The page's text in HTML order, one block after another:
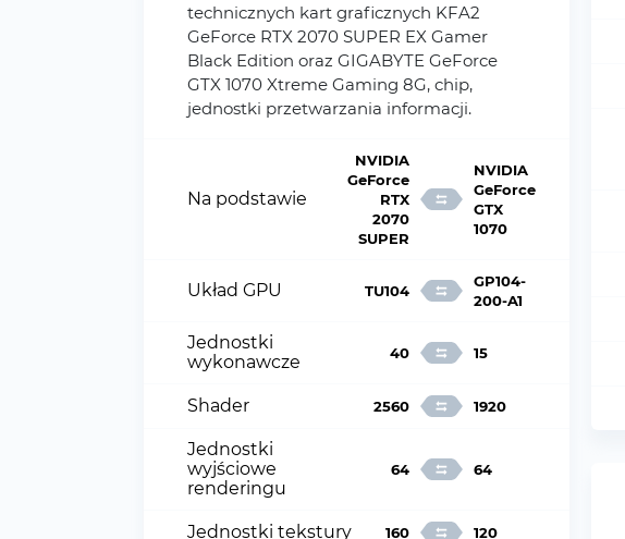
technicznych kart graficznych KFA2
GeForce RTX 2070 SUPER EX Gamer
Black Edition oraz GIGABYTE GeForce
GTX 1070 Xtreme Gaming 8G, chip,
jednostki przetwarzania informacji.
Na podstawie
NVIDIA
GeForce
RTX
2070
SUPER
NVIDIA
GeForce
GTX
1070
Układ GPU TU104
GP104-
200-A1
Jednostki
wykonawcze
40 15
Shader 2560 1920
Jednostki
wyjściowe
renderingu
64 64
Jednostki tekstury 160 120